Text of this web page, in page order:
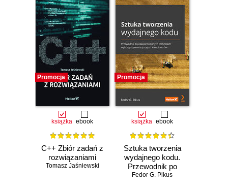
Promocja
książka ebook
C++ Zbiór zadań z
rozwiązaniami
Tomasz Jaśniewski
Promocja
książka ebook
Sztuka tworzenia
wydajnego kodu.
Przewodnik po
zaawansowanych
Fedor G. Pikus